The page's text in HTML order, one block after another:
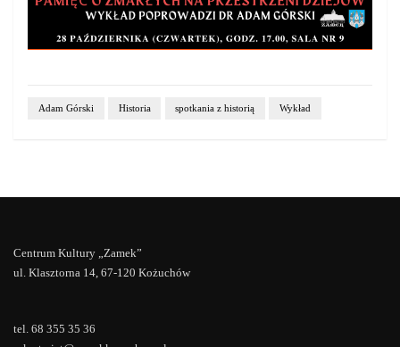
Adam Górski Historia spotkania z historią Wykład
Centrum Kultury „Zamek”
ul. Klasztorna 14, 67-120 Kożuchów
tel. 68 355 35 36